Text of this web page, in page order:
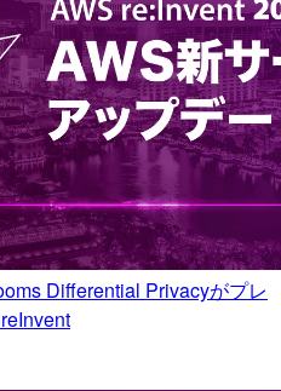
Differential Privacyがプレ